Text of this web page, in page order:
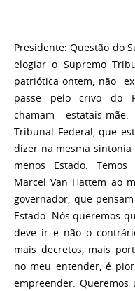
Presidente: Questão do
elogiar o Supremo
patriótica ontem, não
passe pelo crivo do
chamam estatais-
Tribunal Federal, que
dizer na mesma
menos Estado.
Marcel Van Hattem ao
governador, que
Estado. Nós queremos
deve ir e não o
mais decretos, mais
no meu entender, é
empreender. Queremos